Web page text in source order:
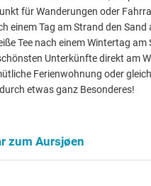
für Wanderungen oder
einem Tag am Strand den
Tee nach einem Wintertag
Unterkünfte direkt am
Ferienwohnung oder
etwas ganz Besonderes!
zum Aursjøen